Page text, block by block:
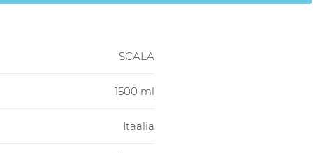
SCALA
1500 ml
Itaalia